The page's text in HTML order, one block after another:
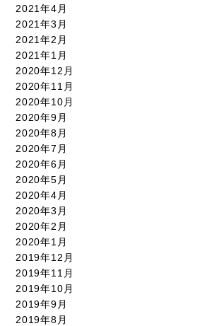
2021年4月
2021年3月
2021年2月
2021年1月
2020年12月
2020年11月
2020年10月
2020年9月
2020年8月
2020年7月
2020年6月
2020年5月
2020年4月
2020年3月
2020年2月
2020年1月
2019年12月
2019年11月
2019年10月
2019年9月
2019年8月